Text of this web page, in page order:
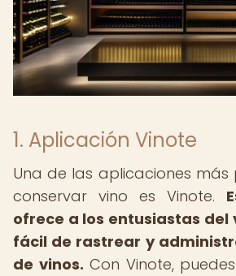
1. Aplicación Vinote
Una de las aplicaciones
conservar vino es Vinote.
ofrece a los entusiastas del
fácil de rastrear y
de vinos. Con Vinote,